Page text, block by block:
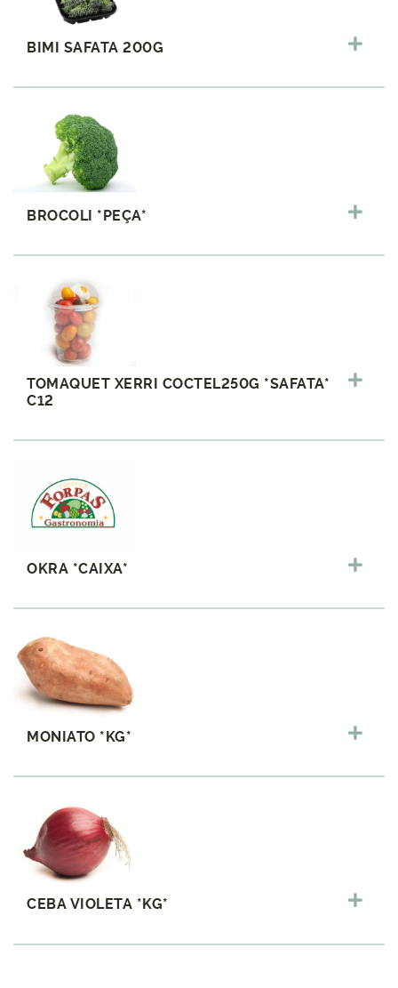
BIMI SAFATA 200G
BROCOLI *PEÇA*
TOMAQUET XERRI COCTEL250G *SAFATA*
C12
OKRA *CAIXA*
MONIATO *KG*
CEBA VIOLETA *KG*